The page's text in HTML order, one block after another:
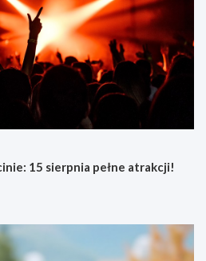
15 sierpnia pełne atrakcji!